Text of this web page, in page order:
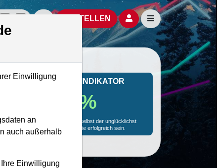
Social Media-Accounts
Aktien- und Artikelsuche öffnen
BESTELLEN Seitennavigation
MONKEY-TRADER INDIKATOR
32.7 %
32.7 % Wahrscheinlichkeit wird selbst der unglücklichst
agierende Trader mit dieser Aktie erfolgreich sein.
Einwilligung
an
auch außerhalb
Einwilligung